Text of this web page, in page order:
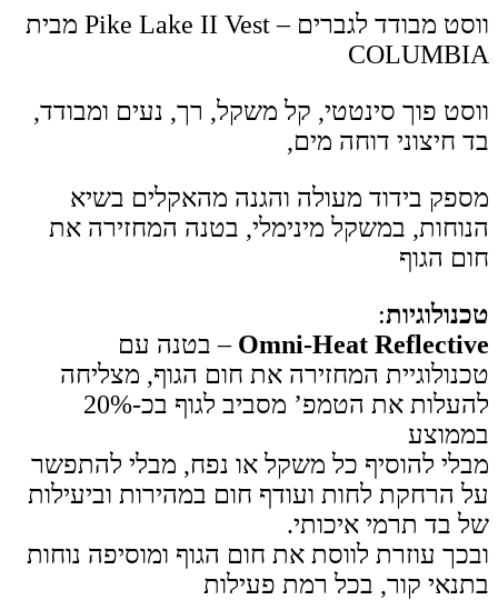
ווסט מבודד לגברים – Pike Lake II Vest מבית
COLUMBIA
ווסט פוך סינטטי, קל משקל, רך, נעים ומבודד,
בד חיצוני דוחה מים,
מספק בידוד מעולה והגנה מהאקלים בשיא
הנוחות, במשקל מינימלי, בטנה המחזירה את
חום הגוף
טכנולוגיות:
Omni-Heat Reflective – בטנה עם
טכנולוגיית המחזירה את חום הגוף, מצליחה
להעלות את הטמפ’ מסביב לגוף בכ-20%
בממוצע
מבלי להוסיף כל משקל או נפח, מבלי להתפשר
על הרחקת לחות ועודף חום במהירות וביעילות
של בד תרמי איכותי.
ובכך עוזרת לווסת את חום הגוף ומוסיפה נוחות
בתנאי קור, בכל רמת פעילות